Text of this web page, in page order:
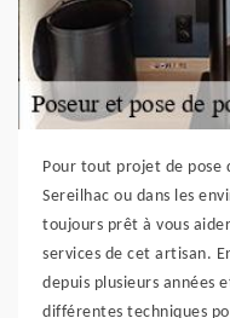
Pour tout projet de pose
Sereilhac ou dans les
toujours prêt à vous
services de cet artisan.
depuis plusieurs années
différentes techniques